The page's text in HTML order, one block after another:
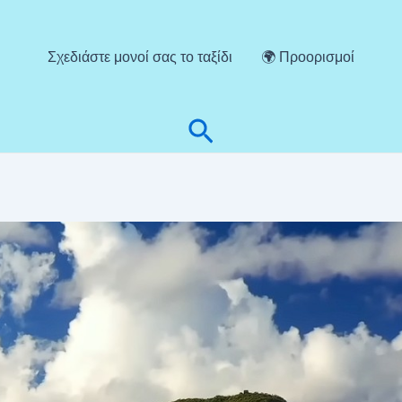
Σχεδιάστε μονοί σας το ταξίδι 🌍 Προορισμοί
Αναζήτηση